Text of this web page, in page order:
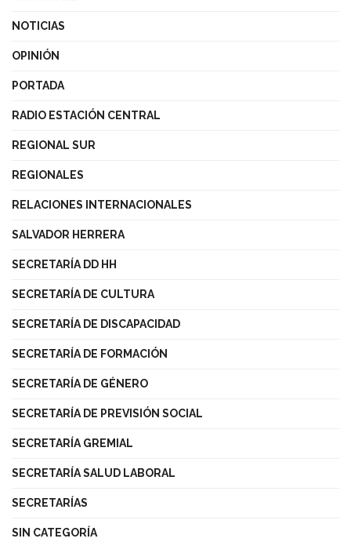
NOTICIAS
OPINIÓN
PORTADA
RADIO ESTACIÓN CENTRAL
REGIONAL SUR
REGIONALES
RELACIONES INTERNACIONALES
SALVADOR HERRERA
SECRETARÍA DD HH
SECRETARÍA DE CULTURA
SECRETARÍA DE DISCAPACIDAD
SECRETARÍA DE FORMACIÓN
SECRETARÍA DE GÉNERO
SECRETARÍA DE PREVISIÓN SOCIAL
SECRETARÍA GREMIAL
SECRETARÍA SALUD LABORAL
SECRETARÍAS
SIN CATEGORÍA